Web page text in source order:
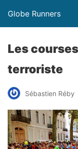
Globe Runners
Les
terroriste
Sébastien Réby